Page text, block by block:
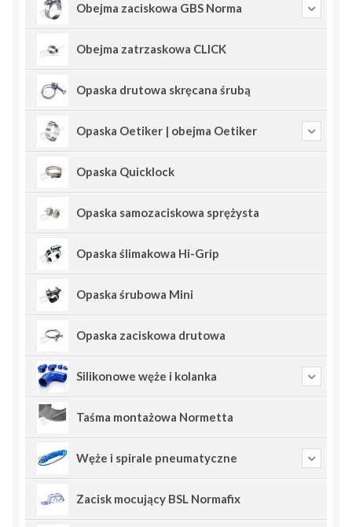
Obejma zaciskowa GBS Norma
Obejma zatrzaskowa CLICK
Opaska drutowa skręcana śrubą
Opaska Oetiker | obejma Oetiker
Opaska Quicklock
Opaska samozaciskowa sprężysta
Opaska ślimakowa Hi-Grip
Opaska śrubowa Mini
Opaska zaciskowa drutowa
Silikonowe węże i kolanka
Taśma montażowa Normetta
Węże i spirale pneumatyczne
Zacisk mocujący BSL Normafix